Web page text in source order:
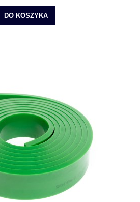
DO KOSZYKA